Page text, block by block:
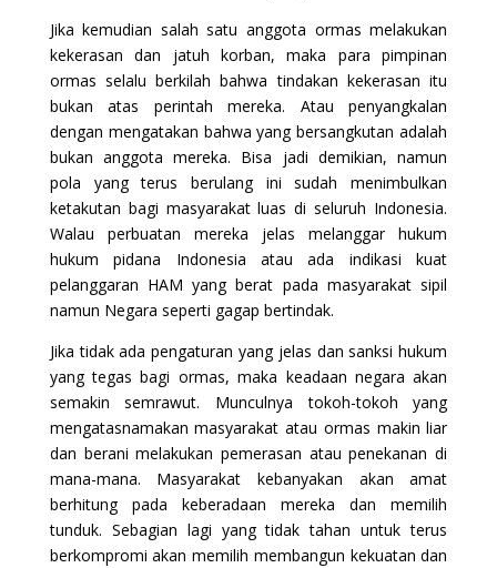
Jika kemudian salah satu anggota ormas melakukan
kekerasan dan jatuh korban, maka para pimpinan
ormas selalu berkilah bahwa tindakan kekerasan itu
bukan atas perintah mereka. Atau penyangkalan
dengan mengatakan bahwa yang bersangkutan adalah
bukan anggota mereka. Bisa jadi demikian, namun
pola yang terus berulang ini sudah menimbulkan
ketakutan bagi masyarakat luas di seluruh Indonesia.
Walau perbuatan mereka jelas melanggar hukum
hukum pidana Indonesia atau ada indikasi kuat
pelanggaran HAM yang berat pada masyarakat sipil
namun Negara seperti gagap bertindak.
Jika tidak ada pengaturan yang jelas dan sanksi hukum
yang tegas bagi ormas, maka keadaan negara akan
semakin semrawut. Munculnya tokoh-tokoh yang
mengatasnamakan masyarakat atau ormas makin liar
dan berani melakukan pemerasan atau penekanan di
mana-mana. Masyarakat kebanyakan akan amat
berhitung pada keberadaan mereka dan memilih
tunduk. Sebagian lagi yang tidak tahan untuk terus
berkompromi akan memilih membangun kekuatan dan